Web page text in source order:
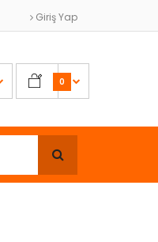
Giriş Yap
0